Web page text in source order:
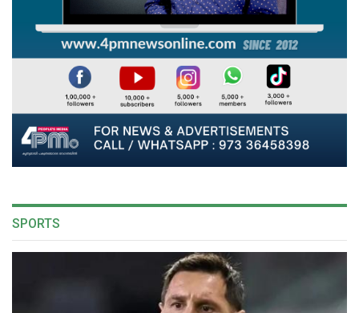
SPORTS